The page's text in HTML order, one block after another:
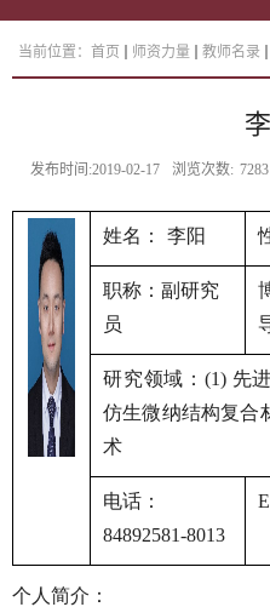
当前位置： 首页 师资力量 教师名录
发布时间:2019-02-17 浏览次数: 7283
姓名： 李阳
职称：副研究
员
研究领域： (1) 先
仿生微纳结构复合
术
电话：
84892581-8013
个人简介：